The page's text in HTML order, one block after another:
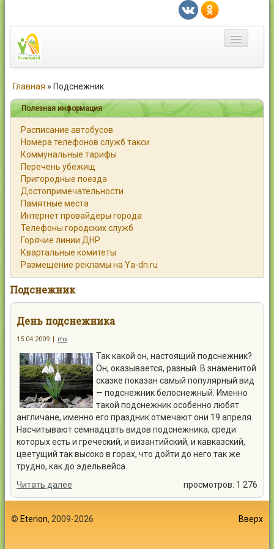
Город
Статьи
Каталог
Справочник
Работа
Объявления
Помощь
Контакты
Войти
Главная » Подснежник
Полезная информация
Расписание автобусов
Номера телефонов служб такси
Коммунальные тарифы
Перечень убежищ
Пригородные поезда
Достопримечательности
Памятные места
Интернет провайдеры города
Телефоны городских служб
Горячие линии ДНР
Квартальные комитеты
Размещение рекламы на Ya-dn.ru
Подснежник
День подснежника
15.04.2009 | mv
Так какой он, настоящий подснежник?
Он, оказывается, разный. В знаменитой
сказке показан самый популярный вид
— подснежник белоснежный. Именно
такой подснежник особенно любят
англичане, именно его праздник отмечают они 19 апреля.
Насчитывают семнадцать видов подснежника, среди
которых есть и греческий, и византийский, и кавказский,
цветущий так высоко в горах, что дойти до него так же
трудно, как до эдельвейса.
Читать далее
просмотров: 1 276
© Eterion, 2009-2026 Вверх